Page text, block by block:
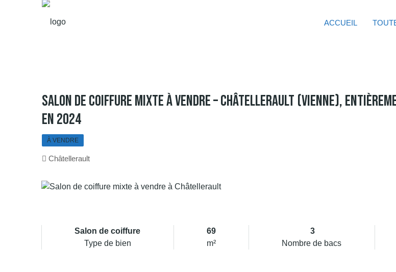
ACCUEIL
Salon De Coiffure Mixte À Vendre – Châtellerault (Vienne),
En 2024
À VENDRE
Châtellerault
Salon de coiffure
Type de bien
69
m²
3
Nombre de bacs